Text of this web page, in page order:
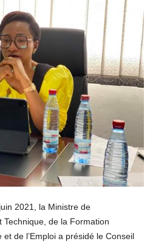
2021, la Ministre de
Technique, de la Formation
et de l’Emploi a présidé le Conseil